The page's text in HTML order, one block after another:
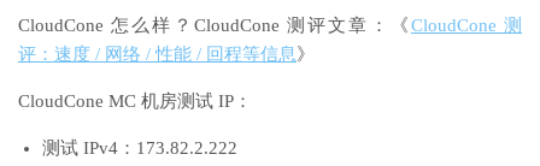
CloudCone 怎么样？CloudCone 测评文章：《CloudCone 测
评：速度 / 网络 / 性能 / 回程等信息》
CloudCone MC 机房测试 IP：
测试 IPv4：173.82.2.222